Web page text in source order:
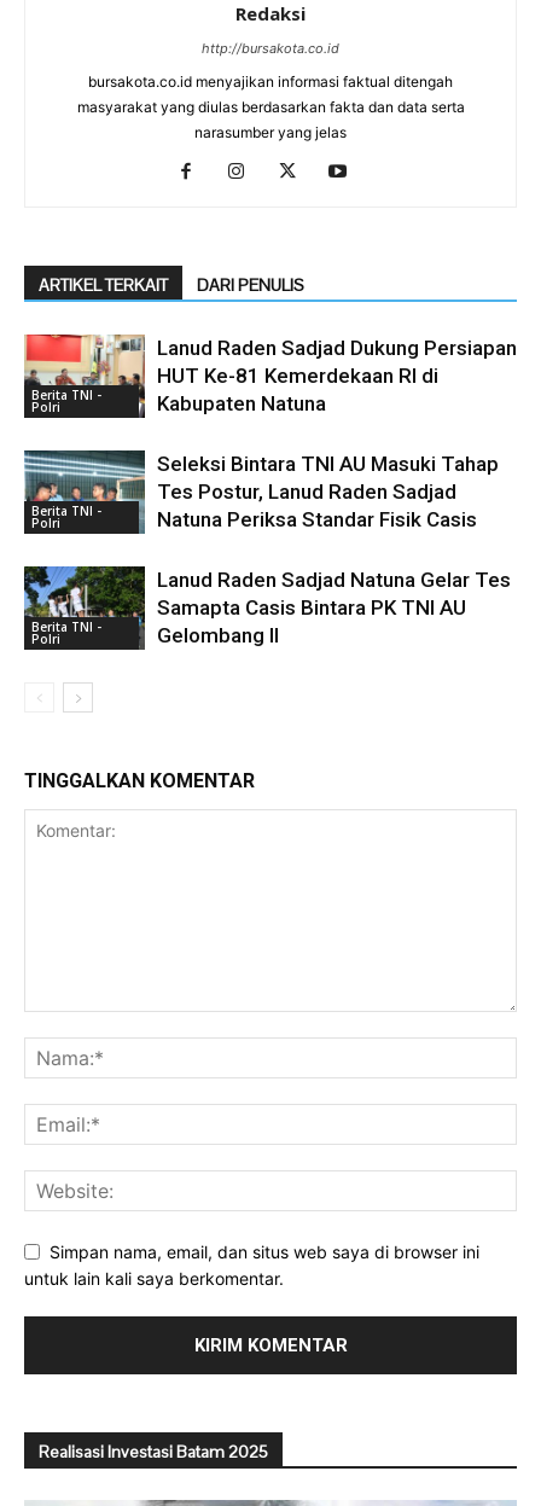
Redaksi
http://bursakota.co.id
bursakota.co.id menyajikan informasi faktual ditengah
masyarakat yang diulas berdasarkan fakta dan data serta
narasumber yang jelas
ARTIKEL TERKAIT DARI PENULIS
Berita TNI -
Polri
Lanud Raden Sadjad Dukung Persiapan
HUT Ke-81 Kemerdekaan RI di
Kabupaten Natuna
Berita TNI -
Polri
Seleksi Bintara TNI AU Masuki Tahap
Tes Postur, Lanud Raden Sadjad
Natuna Periksa Standar Fisik Casis
Berita TNI -
Polri
Lanud Raden Sadjad Natuna Gelar Tes
Samapta Casis Bintara PK TNI AU
Gelombang II
TINGGALKAN KOMENTAR
Simpan nama, email, dan situs web saya di browser ini
untuk lain kali saya berkomentar.
Realisasi Investasi Batam 2025